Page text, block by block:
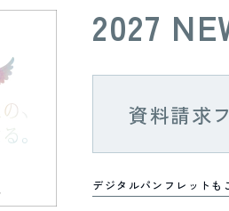
2027
資料請求
デジタルパンフレットも